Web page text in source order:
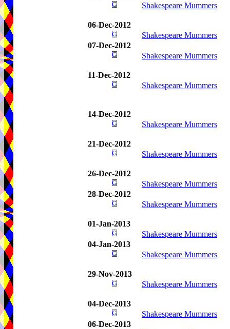
Shakespeare Mummers
06-Dec-2012
Shakespeare Mummers
07-Dec-2012
Shakespeare Mummers
11-Dec-2012
Shakespeare Mummers
14-Dec-2012
Shakespeare Mummers
21-Dec-2012
Shakespeare Mummers
26-Dec-2012
Shakespeare Mummers
28-Dec-2012
Shakespeare Mummers
01-Jan-2013
Shakespeare Mummers
04-Jan-2013
Shakespeare Mummers
29-Nov-2013
Shakespeare Mummers
04-Dec-2013
Shakespeare Mummers
06-Dec-2013